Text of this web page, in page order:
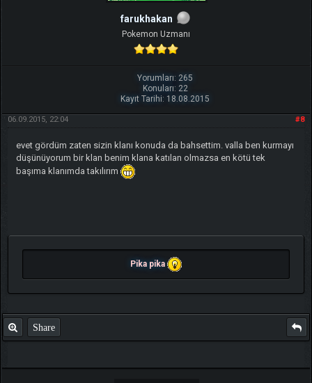
farukhakan
Pokemon Uzmanı
Yorumları: 265
Konuları: 22
Kayıt Tarihi: 18.08.2015
#8
06.09.2015, 22:04
evet gördüm zaten sizin klanı konuda da bahsettim. valla ben kurmayı
düşünüyorum bir klan benim klana katılan olmazsa en kötü tek
başıma klanımda takılırım
Pika pika
Share